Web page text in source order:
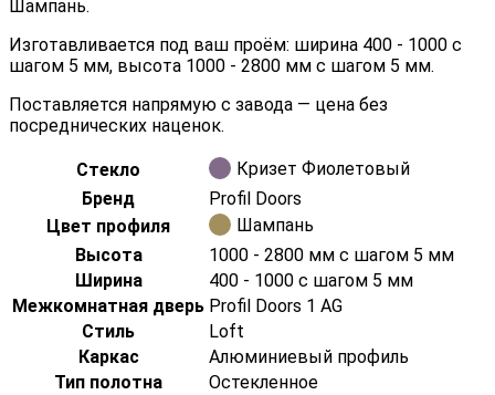
Шампань.
Изготавливается под ваш проём: ширина 400 - 1000 с
шагом 5 мм, высота 1000 - 2800 мм с шагом 5 мм.
Поставляется напрямую с завода — цена без
посреднических наценок.
Стекло
Кризет Фиолетовый
Бренд
Profil Doors
Цвет профиля
Шампань
Высота
1000 - 2800 мм с шагом 5 мм
Ширина
400 - 1000 с шагом 5 мм
Межкомнатная дверь Profil Doors 1 AG
Стиль
Loft
Каркас
Алюминиевый профиль
Тип полотна
Остекленное